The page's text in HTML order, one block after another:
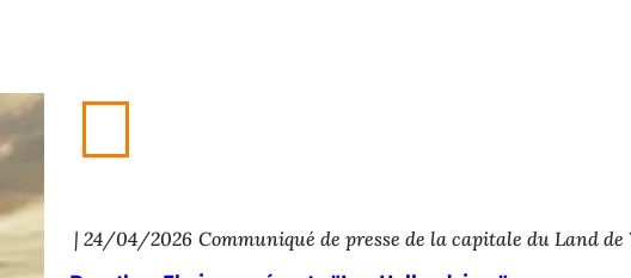
24/04/2026 Communiqué de presse de la capitale du Land de